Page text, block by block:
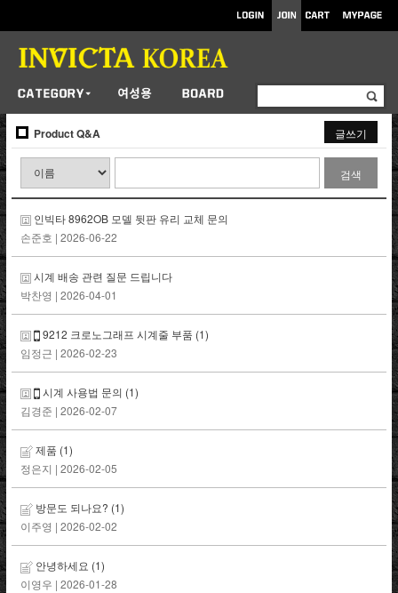
Product Q&A 글쓰기
검색
인빅타 8962OB 모델 뒷판 유리 교체 문의
손준호 | 2026-06-22
시계 배송 관련 질문 드립니다
박찬영 | 2026-04-01
9212 크로노그래프 시계줄 부품 (1)
임정근 | 2026-02-23
시계 사용법 문의 (1)
김경준 | 2026-02-07
제품 (1)
정은지 | 2026-02-05
방문도 되나요? (1)
이주영 | 2026-02-02
안녕하세요 (1)
이영우 | 2026-01-28